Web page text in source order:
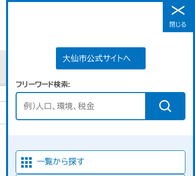
メニュー
大仙市公式サイトへ
フリーワード検索
一覧から探す
閉じる